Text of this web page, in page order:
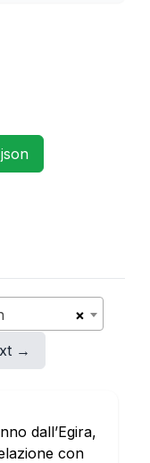
×
→
dall’Egira,
con